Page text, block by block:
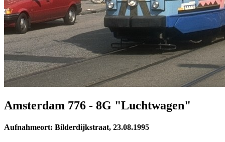
Amsterdam 776 - 8G "Luchtwagen"
Aufnahmeort: Bilderdijkstraat, 23.08.1995